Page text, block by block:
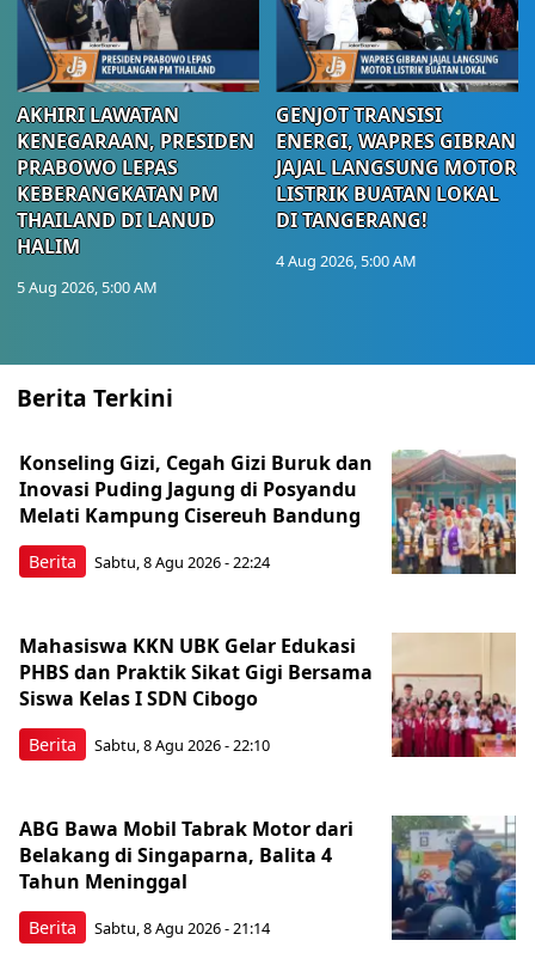
AKHIRI LAWATAN
KENEGARAAN, PRESIDEN
PRABOWO LEPAS
KEBERANGKATAN PM
THAILAND DI LANUD
HALIM
5 Aug 2026, 5:00 AM
GENJOT TRANSISI
ENERGI, WAPRES GIBRAN
JAJAL LANGSUNG MOTOR
LISTRIK BUATAN LOKAL
DI TANGERANG!
4 Aug 2026, 5:00 AM
Berita Terkini
Berita
Konseling Gizi, Cegah Gizi Buruk dan
Inovasi Puding Jagung di Posyandu
Melati Kampung Cisereuh Bandung
Sabtu, 8 Agu 2026 - 22:24
Berita
Mahasiswa KKN UBK Gelar Edukasi
PHBS dan Praktik Sikat Gigi Bersama
Siswa Kelas I SDN Cibogo
Sabtu, 8 Agu 2026 - 22:10
Berita
ABG Bawa Mobil Tabrak Motor dari
Belakang di Singaparna, Balita 4
Tahun Meninggal
Sabtu, 8 Agu 2026 - 21:14